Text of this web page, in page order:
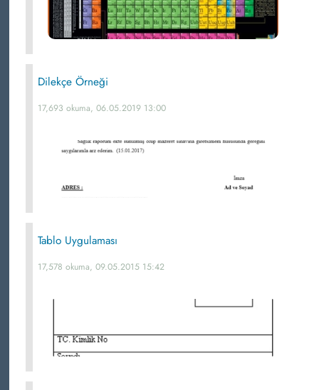
Dilekçe Örneği
17,693 okuma, 06.05.2019 13:00
Tablo Uygulaması
17,578 okuma, 09.05.2015 15:42